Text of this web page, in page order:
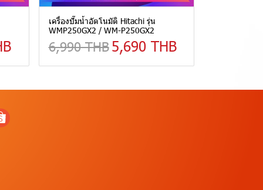
เครื่องปั๊มน้ำอัตโนมัติ Hitachi รุ่น
WMP250GX2 / WM-P250GX2
6,990 THB 5,690 THB